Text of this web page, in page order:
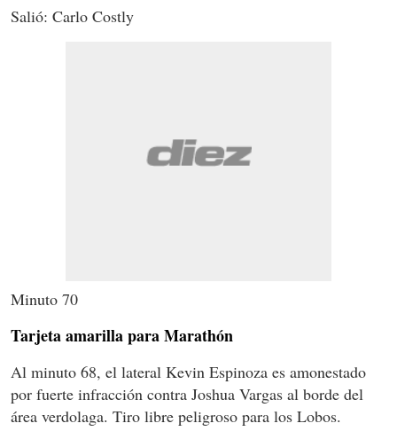
Salió: Carlo Costly
Minuto 70
Tarjeta amarilla para Marathón
Al minuto 68, el lateral Kevin Espinoza es amonestado
por fuerte infracción contra Joshua Vargas al borde del
área verdolaga. Tiro libre peligroso para los Lobos.